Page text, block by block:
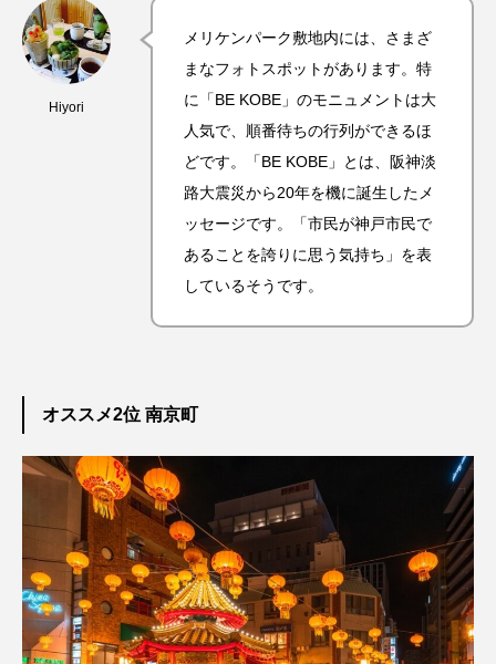
Hiyori
メリケンパーク敷地内には、さまざ
まなフォトスポットがあります。特
に「BE KOBE」のモニュメントは大
人気で、順番待ちの行列ができるほ
どです。「BE KOBE」とは、阪神淡
路大震災から20年を機に誕生したメ
ッセージです。「市民が神戸市民で
あることを誇りに思う気持ち」を表
しているそうです。
オススメ2位 南京町